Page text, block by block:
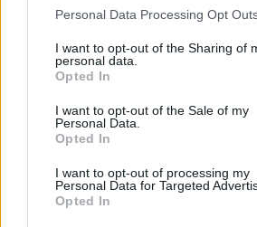
Please note that this website/app uses
not limited to your visit or usage
grant or deny consent to Google and its
use your data for below specified
consent section.
Personal Data Processing Opt
I want to opt-out of the Sharing of
personal data.
Opted In
I want to opt-out of the Sale of my
Personal Data.
Opted In
I want to opt-out of processing my
Personal Data for Targeted
Opted In
procedure trasparenti e di
conferma con familiari
meccanismi di emergenza che
autorità giudiziarie di accedere
La vicenda Donohoe rimane
delle piattaforme continua tra
e diritti delle famiglie.